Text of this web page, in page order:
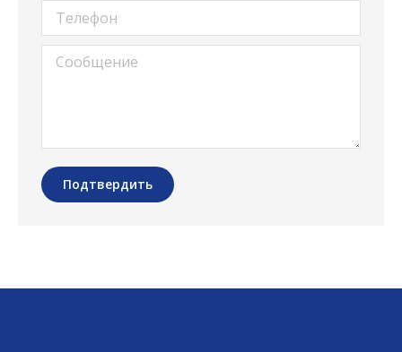
Телефон
Сообщение
Подтвердить